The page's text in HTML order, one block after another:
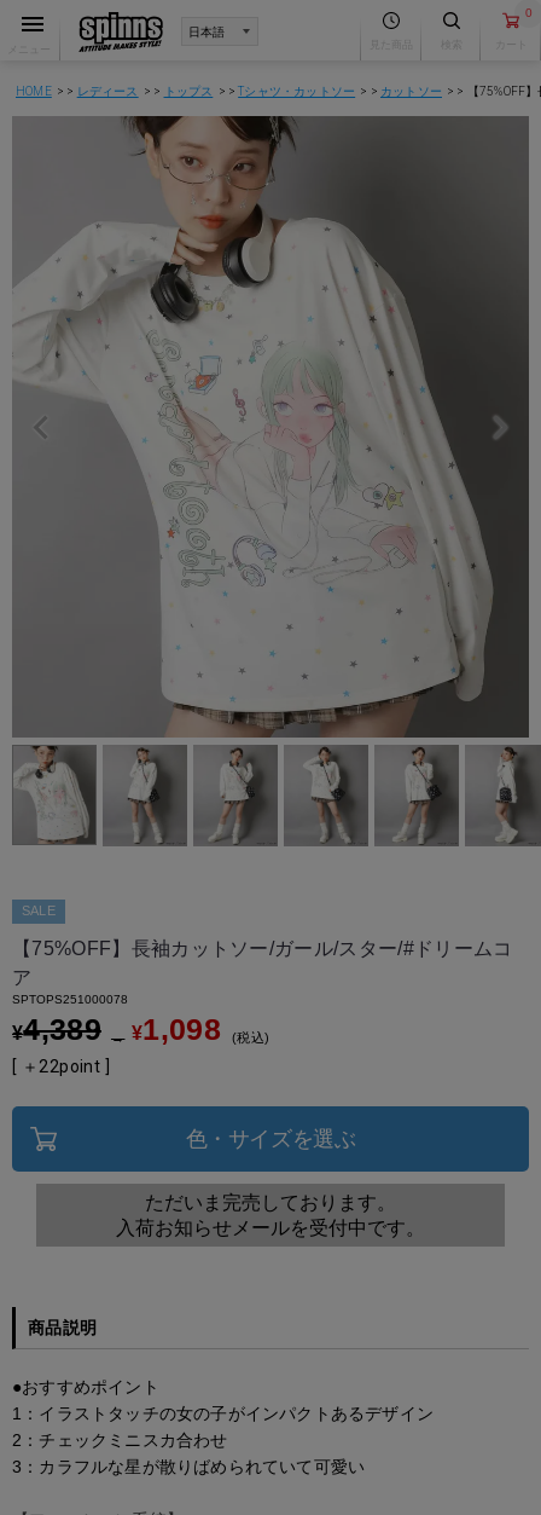
0
HOME レディース トップス Tシャツ・カットソー カットソー 【75%OFF
SALE
【75%OFF】長袖カットソー/ガール/スター/#ドリームコ
ア
SPTOPS251000078
¥4,389 → ¥1,098 税込
[ ＋ 22point ]
色・サイズを選ぶ
ただいま完売しております。
入荷お知らせメールを受付中です。
商品説明
●おすすめポイント
1：イラストタッチの女の子がインパクトあるデザイン
2：チェックミニスカ合わせ
3：カラフルな星が散りばめられていて可愛い